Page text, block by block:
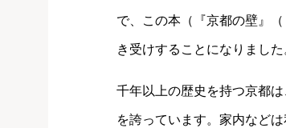
で、この本（『京都の壁』
き受けすることになりました
千年以上の歴史を持つ京都
を誇っています。家内など